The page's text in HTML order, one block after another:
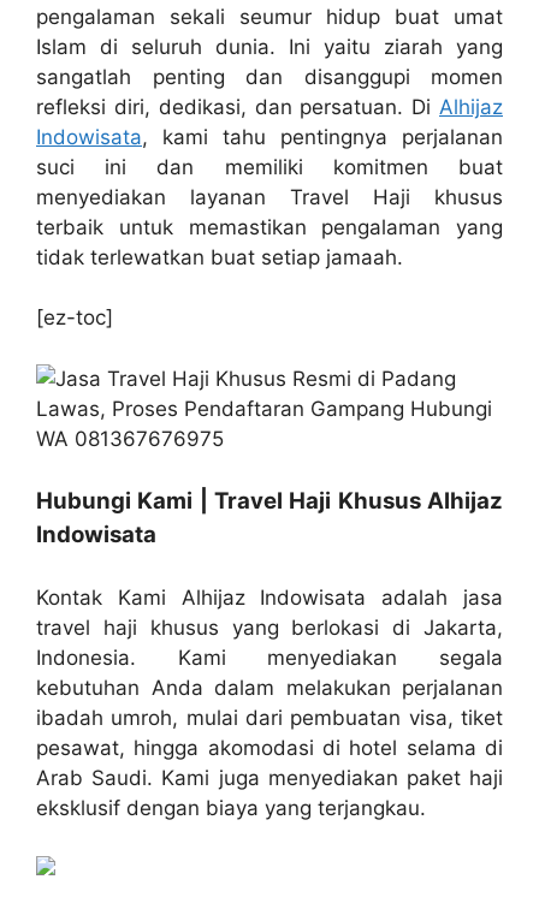
pengalaman sekali seumur hidup buat umat
Islam di seluruh dunia. Ini yaitu ziarah yang
sangatlah penting dan disanggupi momen
refleksi diri, dedikasi, dan persatuan. Di Alhijaz
Indowisata, kami tahu pentingnya perjalanan
suci ini dan memiliki komitmen buat
menyediakan layanan Travel Haji khusus
terbaik untuk memastikan pengalaman yang
tidak terlewatkan buat setiap jamaah.
[ez-toc]
Hubungi Kami | Travel Haji Khusus Alhijaz
Indowisata
Kontak Kami Alhijaz Indowisata adalah jasa
travel haji khusus yang berlokasi di Jakarta,
Indonesia. Kami menyediakan segala
kebutuhan Anda dalam melakukan perjalanan
ibadah umroh, mulai dari pembuatan visa, tiket
pesawat, hingga akomodasi di hotel selama di
Arab Saudi. Kami juga menyediakan paket haji
eksklusif dengan biaya yang terjangkau.